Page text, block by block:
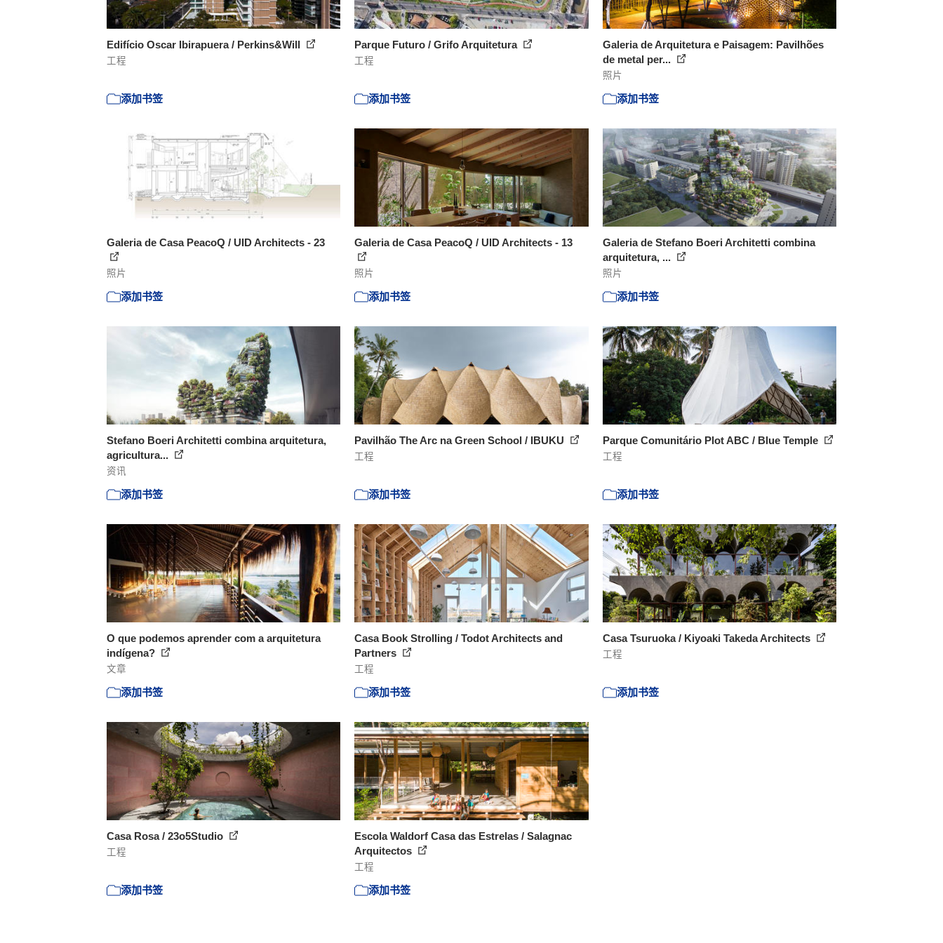
Edifício Oscar Ibirapuera / Perkins&Will
工程
添加书签
Parque Futuro / Grifo Arquitetura
工程
添加书签
Galeria de Arquitetura e Paisagem: Pavilhões
de metal per...
照片
添加书签
Galeria de Casa PeacoQ / UID Architects - 23
照片
添加书签
Galeria de Casa PeacoQ / UID Architects - 13
照片
添加书签
Galeria de Stefano Boeri Architetti combina
arquitetura, ...
照片
添加书签
Stefano Boeri Architetti combina arquitetura,
agricultura...
资讯
添加书签
Pavilhão The Arc na Green School / IBUKU
工程
添加书签
Parque Comunitário Plot ABC / Blue Temple
工程
添加书签
O que podemos aprender com a arquitetura
indígena?
文章
添加书签
Casa Book Strolling / Todot Architects and
Partners
工程
添加书签
Casa Tsuruoka / Kiyoaki Takeda Architects
工程
添加书签
Casa Rosa / 23o5Studio
工程
添加书签
Escola Waldorf Casa das Estrelas / Salagnac
Arquitectos
工程
添加书签